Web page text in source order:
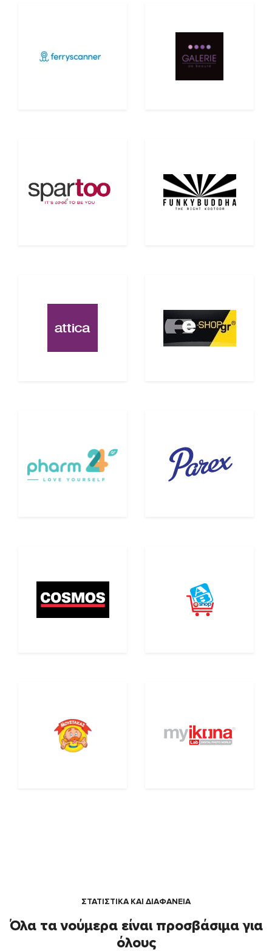
ΣΤΑΤΙΣΤΙΚΑ ΚΑΙ ΔΙΑΦΑΝΕΙΑ
Όλα τα νούμερα είναι προσβάσιμα για
όλους